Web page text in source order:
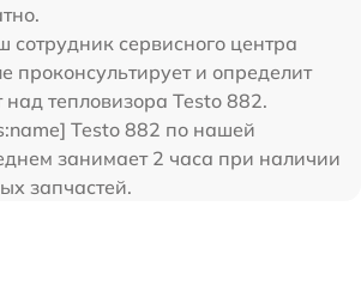
сотрудник сервисного центра
проконсультирует и определит
над тепловизора Testo 882.
Testo 882 по нашей
занимает 2 часа при наличии
запчастей.